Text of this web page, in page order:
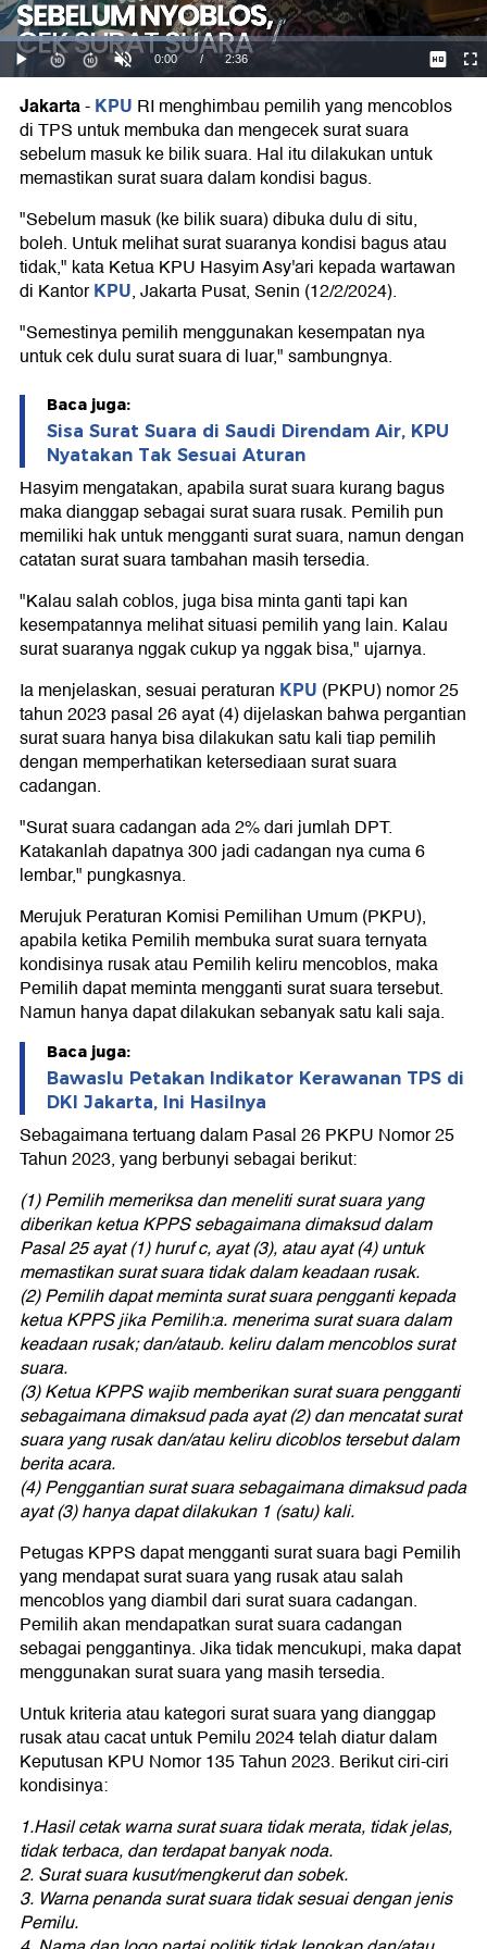
Suara
Jakarta-KPU RI menghimbau pemilih yang mencoblos
di TPS untuk membuka dan mengecek surat suara
sebelum masuk ke bilik suara. Hal itu dilakukan untuk
memastikan surat suara dalam kondisi bagus.
"Sebelum masuk (ke bilik suara) dibuka dulu di situ,
boleh. Untuk melihat surat suaranya kondisi bagus atau
tidak," kata Ketua KPU Hasyim Asy'ari kepada wartawan
di KantorKPU, Jakarta Pusat, Senin (12/2/2024).
"Semestinya pemilih menggunakan kesempatan nya
untuk cek dulu surat suara di luar," sambungnya.
Baca juga:
Sisa Surat Suara di Saudi Direndam Air, KPU
Nyatakan Tak Sesuai Aturan
Hasyim mengatakan, apabila surat suara kurang bagus
maka dianggap sebagai surat suara rusak. Pemilih pun
memiliki hak untuk mengganti surat suara, namun dengan
catatan surat suara tambahan masih tersedia.
"Kalau salah coblos, juga bisa minta ganti tapi kan
kesempatannya melihat situasi pemilih yang lain. Kalau
surat suaranya nggak cukup ya nggak bisa," ujarnya.
Ia menjelaskan, sesuai peraturan KPU (PKPU) nomor 25
tahun 2023 pasal 26 ayat (4) dijelaskan bahwa pergantian
surat suara hanya bisa dilakukan satu kali tiap pemilih
dengan memperhatikan ketersediaan surat suara
cadangan.
"Surat suara cadangan ada 2% dari jumlah DPT.
Katakanlah dapatnya 300 jadi cadangan nya cuma 6
lembar," pungkasnya.
Merujuk Peraturan Komisi Pemilihan Umum (PKPU),
apabila ketika Pemilih membuka surat suara ternyata
kondisinya rusak atau Pemilih keliru mencoblos, maka
Pemilih dapat meminta mengganti surat suara tersebut.
Namun hanya dapat dilakukan sebanyak satu kali saja.
Baca juga:
Bawaslu Petakan Indikator Kerawanan TPS di
DKI Jakarta, Ini Hasilnya
Sebagaimana tertuang dalam Pasal 26 PKPU Nomor 25
Tahun 2023, yang berbunyi sebagai berikut:
(1) Pemilih memeriksa dan meneliti surat suara yang
diberikan ketua KPPS sebagaimana dimaksud dalam
Pasal 25 ayat (1) huruf c, ayat (3), atau ayat (4) untuk
memastikan surat suara tidak dalam keadaan rusak.
(2) Pemilih dapat meminta surat suara pengganti kepada
ketua KPPS jika Pemilih:a. menerima surat suara dalam
keadaan rusak; dan/ataub. keliru dalam mencoblos surat
suara.
(3) Ketua KPPS wajib memberikan surat suara pengganti
sebagaimana dimaksud pada ayat (2) dan mencatat surat
suara yang rusak dan/atau keliru dicoblos tersebut dalam
berita acara.
(4) Penggantian surat suara sebagaimana dimaksud pada
ayat (3) hanya dapat dilakukan 1 (satu) kali.
Petugas KPPS dapat mengganti surat suara bagi Pemilih
yang mendapat surat suara yang rusak atau salah
mencoblos yang diambil dari surat suara cadangan.
Pemilih akan mendapatkan surat suara cadangan
sebagai penggantinya. Jika tidak mencukupi, maka dapat
menggunakan surat suara yang masih tersedia.
Untuk kriteria atau kategori surat suara yang dianggap
rusak atau cacat untuk Pemilu 2024 telah diatur dalam
Keputusan KPU Nomor 135 Tahun 2023. Berikut ciri-ciri
kondisinya:
1.Hasil cetak warna surat suara tidak merata, tidak jelas,
tidak terbaca, dan terdapat banyak noda.
2. Surat suara kusut/mengkerut dan sobek.
3. Warna penanda surat suara tidak sesuai dengan jenis
Pemilu.